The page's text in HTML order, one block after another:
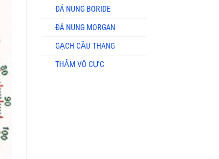
ĐÁ NUNG BORIDE
ĐÁ NUNG MORGAN
GẠCH CẦU THANG
THẢM VÔ CỰC